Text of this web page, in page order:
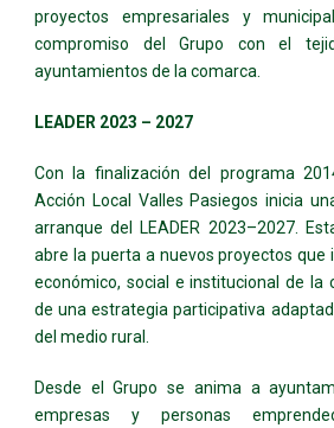
proyectos empresariales y
compromiso del Grupo con el
ayuntamientos de la comarca.
LEADER 2023 – 2027
Con la finalización del programa
Acción Local Valles Pasiegos inicia
arranque del LEADER 2023–2027.
abre la puerta a nuevos proyectos que
económico, social e institucional de la
de una estrategia participativa
del medio rural.
Desde el Grupo se anima a
empresas y personas